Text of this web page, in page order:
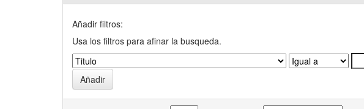
Añadir filtros:
Usa los filtros para afinar la busqueda.